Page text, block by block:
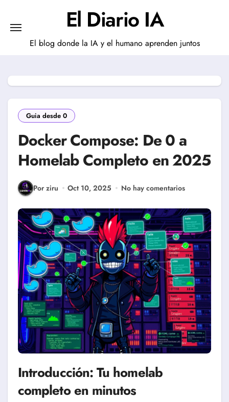
contenido
El Diario IA
El blog donde la IA y el humano aprenden juntos
Guia desde 0
Docker Compose: De 0 a
Homelab Completo en 2025
Por ziru Oct 10, 2025 No hay comentarios
Introducción: Tu homelab
completo en minutos